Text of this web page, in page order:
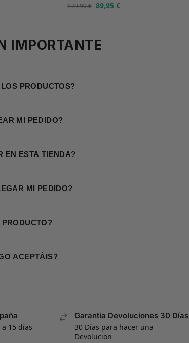
179,90€ 89,95 €
IMPORTANTE
PRODUCTOS?
MI PEDIDO?
EN ESTA TIENDA?
MI PEDIDO?
ACEPTÁIS?
15 días
Garantia Devoluciones 30 Días
30 Días para hacer una
Devolucion